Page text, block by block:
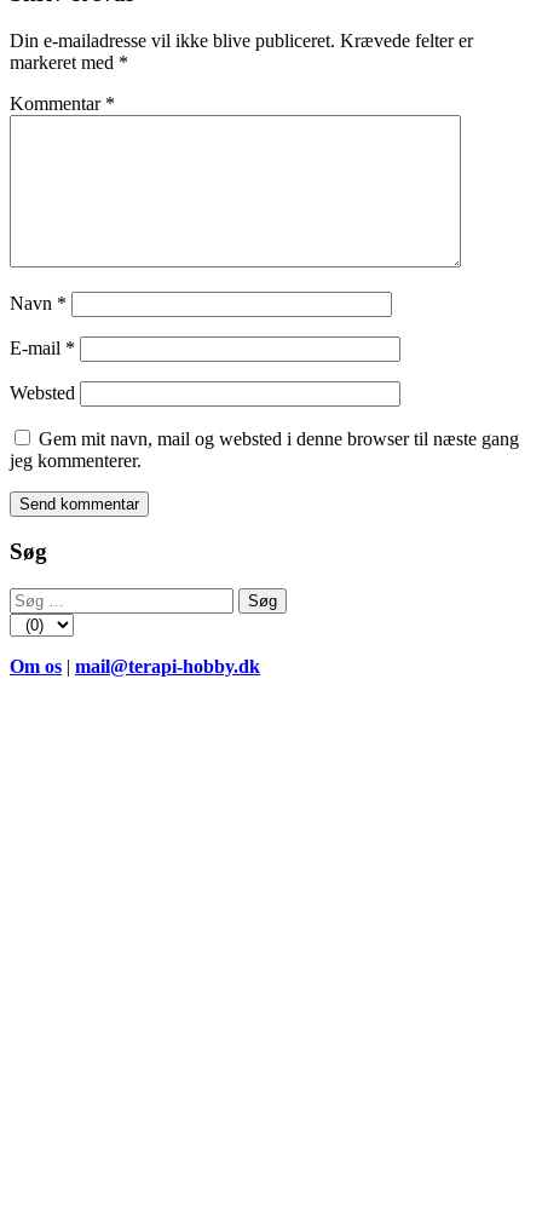
Din e-mailadresse vil ikke blive publiceret. Krævede felter er
markeret med *
Kommentar *
Navn *
E-mail *
Websted
Gem mit navn, mail og websted i denne browser til næste gang
jeg kommenterer.
Søg
Søg
efter:
Om os | mail@terapi-hobby.dk